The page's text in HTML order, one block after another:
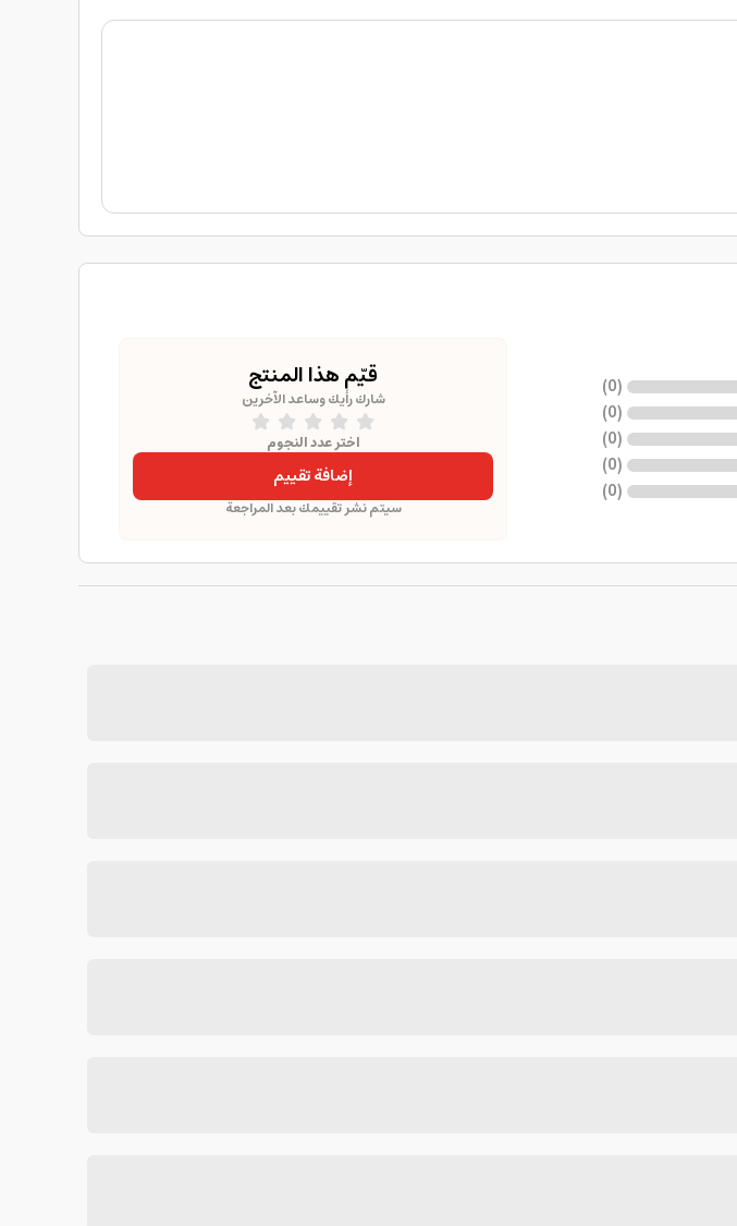
(
0
)
(
0
)
(
0
)
(
0
)
(
0
)
قيّم هذا المنتج
شارك رأيك وساعد الآخرين
اختر عدد النجوم
إضافة تقييم
سيتم نشر تقييمك بعد المراجعة